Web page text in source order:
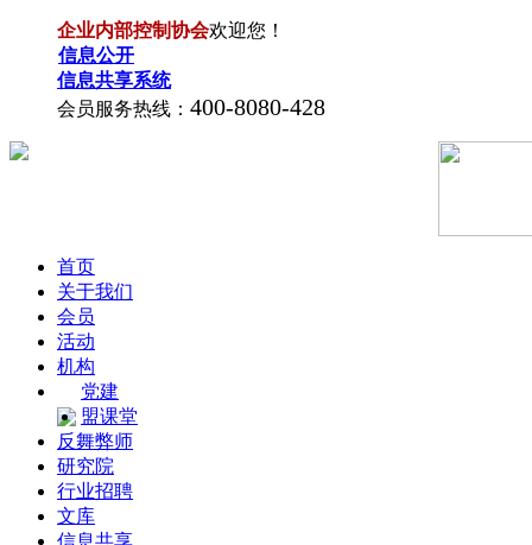
企业内部控制协会欢迎您！
信息公开
信息共享系统
会员服务热线： 400-8080-428
首页
关于我们
会员
活动
机构
党建
盟课堂
反舞弊师
研究院
行业招聘
文库
信息共享